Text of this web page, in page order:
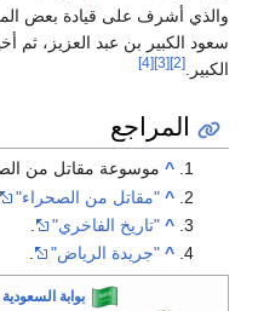
أشرف على قيادة بعض المعارك
الكبير بن عبد العزيز، ثم أخيه
[2]
[4]
المراجع
موسوعة مقاتل من الصحراء
"مقاتل من الصحراء"
.
"تاريخ الفاخري"
.
"جريدة الرياض" .
بوابة السعودية